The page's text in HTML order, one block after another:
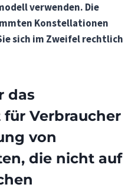
verwenden. Die
Konstellationen
sich im Zweifel rechtlich
das
Verbraucher
von
die nicht auf